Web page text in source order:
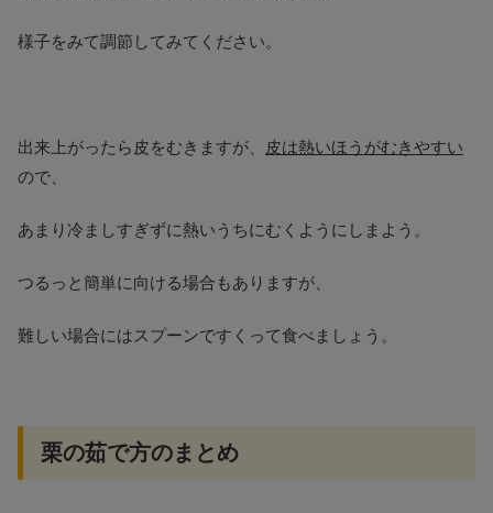
様子をみて調節してみてください。
出来上がったら皮をむきますが、
皮は熱いほうがむきやすい
ので、
あまり冷ましすぎずに熱いうちにむくようにしまよう。
つるっと簡単に向ける場合もありますが、
難しい場合にはスプーンですくって食べましょう。
栗の茹で方のまとめ